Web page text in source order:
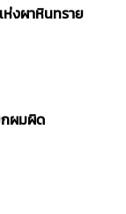
งผาหินทราย
กผมผิด